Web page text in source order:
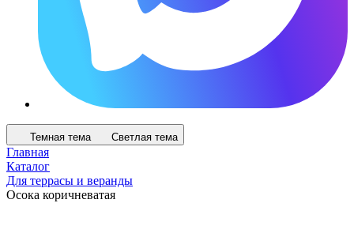
Темная тема Светлая тема
Главная
Каталог
Для террасы и веранды
Осока коричневатая